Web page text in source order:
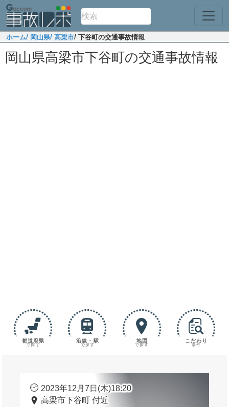
ホーム/ 岡山県/ 高梁市/ 下谷町の交通事故情報
岡山県高梁市下谷町の交通事故情報
都道府県
で探す
沿線・駅
で探す
地図
で探す
こだわり
条件
2023年12月7日(木)18:20
高梁市下谷町 付近